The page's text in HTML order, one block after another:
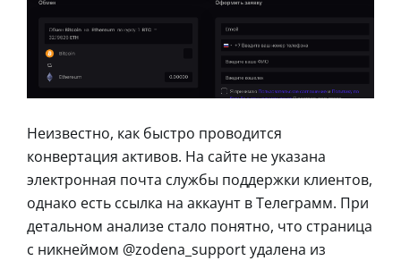
Неизвестно, как быстро проводится
конвертация активов. На сайте не указана
электронная почта службы поддержки клиентов,
однако есть ссылка на аккаунт в Телеграмм. При
детальном анализе стало понятно, что страница
с никнеймом @zodena_support удалена из